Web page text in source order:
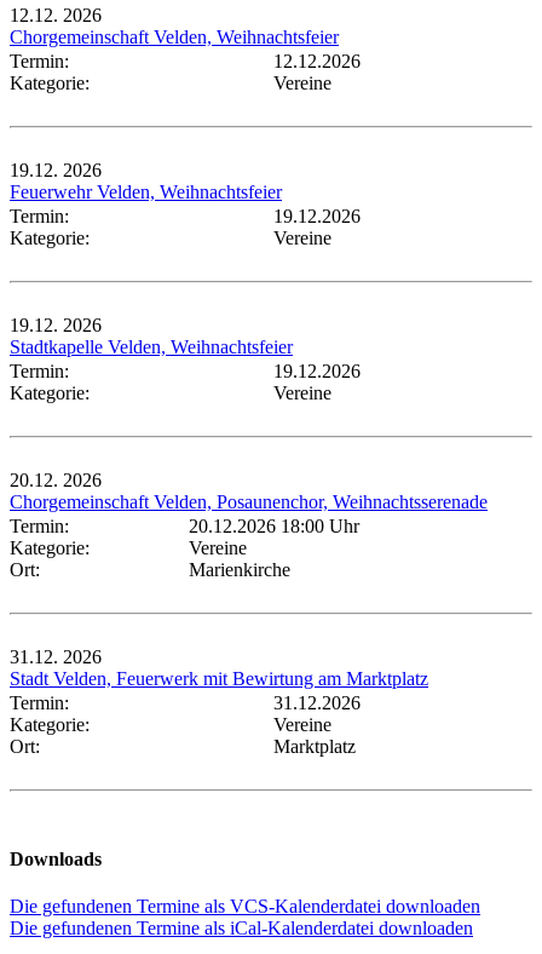
12.12. 2026
Chorgemeinschaft Velden, Weihnachtsfeier
Termin:
12.12.2026
Kategorie:
Vereine
19.12. 2026
Feuerwehr Velden, Weihnachtsfeier
Termin:
19.12.2026
Kategorie:
Vereine
19.12. 2026
Stadtkapelle Velden, Weihnachtsfeier
Termin:
19.12.2026
Kategorie:
Vereine
20.12. 2026
Chorgemeinschaft Velden, Posaunenchor, Weihnachtsserenade
Termin:
20.12.2026 18:00 Uhr
Kategorie:
Vereine
Ort:
Marienkirche
31.12. 2026
Stadt Velden, Feuerwerk mit Bewirtung am Marktplatz
Termin:
31.12.2026
Kategorie:
Vereine
Ort:
Marktplatz
Downloads
Die gefundenen Termine als VCS-Kalenderdatei downloaden
Die gefundenen Termine als iCal-Kalenderdatei downloaden